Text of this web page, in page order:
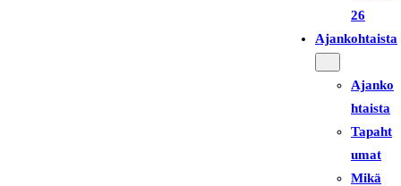
26
Ajankohtaista
Ajanko
htaista
Tapaht
umat
Mikä